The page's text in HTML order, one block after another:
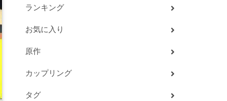
ランキング
お気に入り
原作
カップリング
タグ